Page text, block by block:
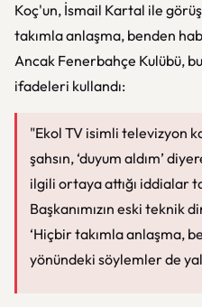
Koç'un, İsmail Kartal ile
takımla anlaşma, benden
Ancak Fenerbahçe Kulübü,
ifadeleri kullandı:
"Ekol TV isimli televizyon
şahsın, ‘duyum aldım’
ilgili ortaya attığı iddialar
Başkanımızın eski teknik
‘Hiçbir takımla anlaşma,
yönündeki söylemler de